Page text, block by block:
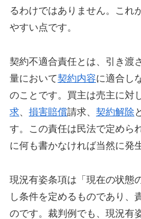
るわけではありません。これ
やすい点です。
契約不適合責任とは、引き渡
量において契約内容に適合し
のことです。買主は売主に対
求
損害賠償請求、 契約解除
す。この責任は民法で定めら
に何も書かなければ当然に発
現況有姿条項は「現在の状態
し条件を定めるものであり、
のです。裁判例でも、現況有